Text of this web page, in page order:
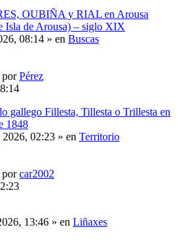
OUBIÑA y RIAL en Arousa
Isla de Arousa) – siglo XIX
08:14 » en Buscas
porPérez
gallego Fillesta, Tillesta o Trillesta en
1848
02:23 » en Territorio
porcar2002
13:46 » en Liñaxes